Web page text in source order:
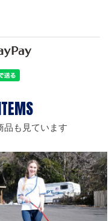
品も見ています